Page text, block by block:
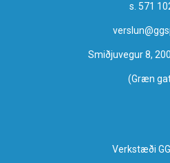
s. 571
Smiðjuvegur 8,
(Græn
Verkstæði